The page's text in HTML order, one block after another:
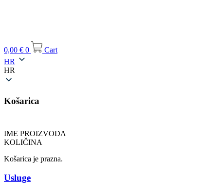
0,00 € 0
Cart
HR
HR
Košarica
IME PROIZVODA
KOLIČINA
Košarica je prazna.
Usluge